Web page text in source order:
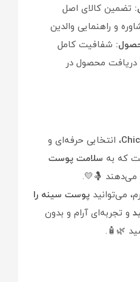
تضمین کالای اصل
و راهنمایی والدین
شفافیت کامل
دریافت محصول در
، انتخابی حرفه‌ای و
که به سلامت پوست
🤱💛.
می‌توانید پوست سینه را
و تجربه‌ای آرام و بدون
🌿🧴.